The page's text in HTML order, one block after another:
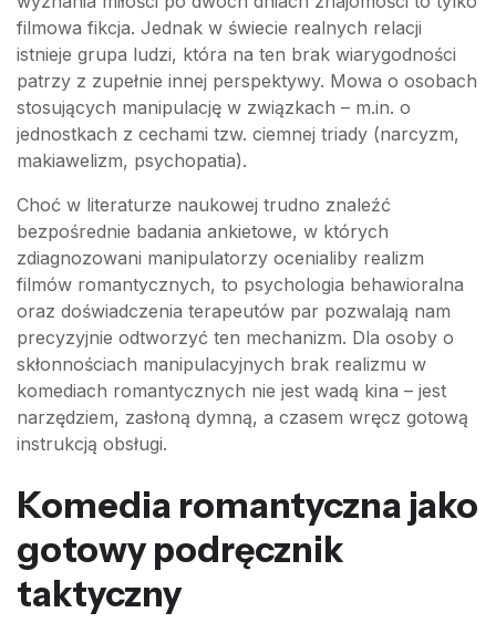
filmowa fikcja. Jednak w świecie realnych relacji
istnieje grupa ludzi, która na ten brak wiarygodności
patrzy z zupełnie innej perspektywy. Mowa o osobach
stosujących manipulację w związkach – m.in. o
jednostkach z cechami tzw. ciemnej triady (narcyzm,
makiawelizm, psychopatia).
Choć w literaturze naukowej trudno znaleźć
bezpośrednie badania ankietowe, w których
zdiagnozowani manipulatorzy ocenialiby realizm
filmów romantycznych, to psychologia behawioralna
oraz doświadczenia terapeutów par pozwalają nam
precyzyjnie odtworzyć ten mechanizm. Dla osoby o
skłonnościach manipulacyjnych brak realizmu w
komediach romantycznych nie jest wadą kina – jest
narzędziem, zasłoną dymną, a czasem wręcz gotową
instrukcją obsługi.
Komedia romantyczna jako
gotowy podręcznik
taktyczny